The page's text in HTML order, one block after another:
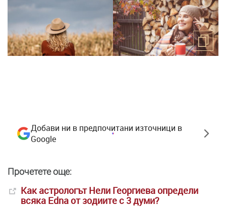
Добави ни в предпочитани източници в
Google
Прочетете още:
Как астрологът Нели Георгиева определи
всяка Edna от зодиите с 3 думи?